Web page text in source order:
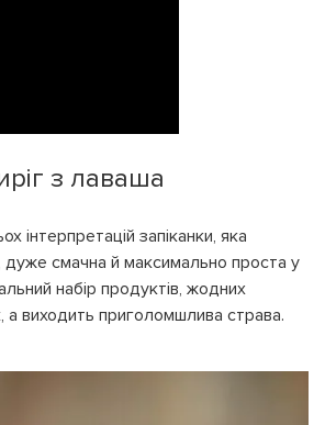
з лаваша
інтерпретацій запіканки, яка
дуже смачна й максимально проста у
набір продуктів, жодних
а виходить приголомшлива страва.
ДО БЛОГУ
ЗА ДОПОМОГОЮ
ЗА ДОПОМОГОЮ
ПЕРЕРАХУВАТИ